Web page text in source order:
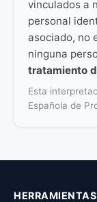
vinculados a
personal
asociado, no
ninguna
tratamiento
Esta
Española de
HERRAMIENTAS